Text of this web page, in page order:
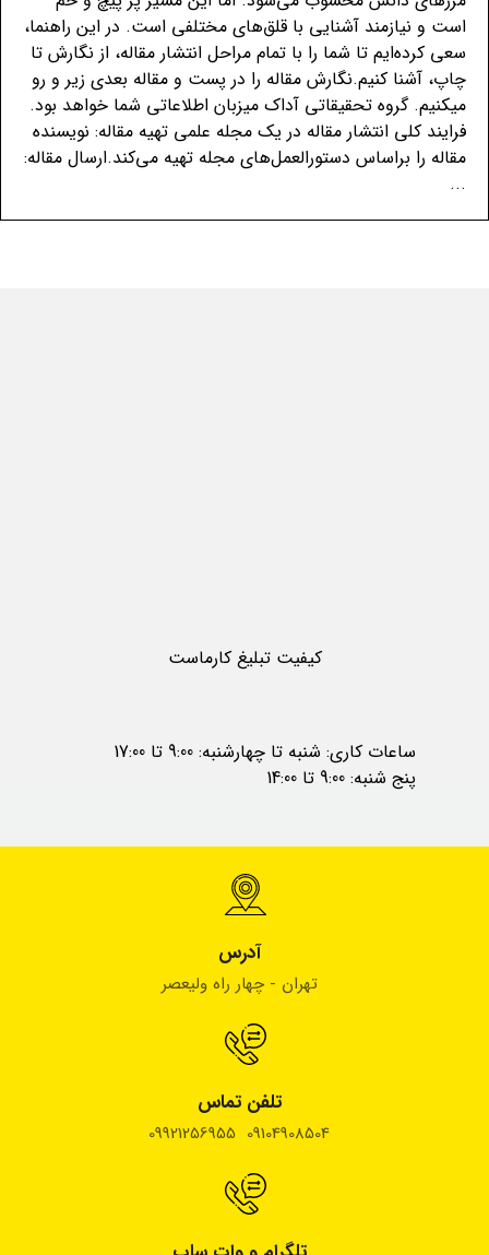
است و نیازمند آشنایی با قلق‌های مختلفی است. در این راهنما،
سعی کرده‌ایم تا شما را با تمام مراحل انتشار مقاله، از نگارش تا
چاپ، آشنا کنیم.نگارش مقاله را در پست و مقاله بعدی زیر و رو
میکنیم. گروه تحقیقاتی آداک میزبان اطلاعاتی شما خواهد بود.
فرایند کلی انتشار مقاله در یک مجله علمی تهیه مقاله: نویسنده
مقاله را براساس دستورالعمل‌های مجله تهیه می‌کند.ارسال مقاله:
...
کیفیت تبلیغ کارماست
ساعات کاری: شنبه تا چهارشنبه: 9:00 تا 17:00
پنج شنبه: 9:00 تا 14:00
آدرس
تهران - چهار راه ولیعصر
تلفن تماس
09104908504 09921256955